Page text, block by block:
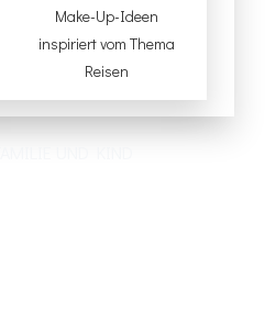
Make-Up-Ideen
inspiriert vom Thema
Reisen